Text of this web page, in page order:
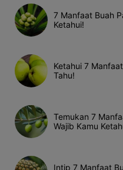
7 Manfaat Buah
Ketahui!
Ketahui 7
Tahu!
Temukan 7
Wajib Kamu
Intip 7 Manfaat